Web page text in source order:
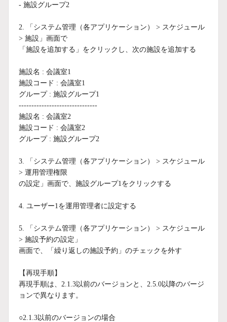
- 施設グループ2
2. 「システム管理（各アプリケーション） > スケジュール
> 施設」画面で
「施設を追加する」をクリックし、次の施設を追加する
施設名 : 会議室1
施設コード : 会議室1
グループ : 施設グループ1
-------------------------------
施設名 : 会議室2
施設コード : 会議室2
グループ : 施設グループ2
3. 「システム管理（各アプリケーション） > スケジュール
> 運用管理権限
の設定」画面で、施設グループ1をクリックする
4. ユーザー1を運用管理者に設定する
5. 「システム管理（各アプリケーション） > スケジュール
> 施設予約の設定」
画面で、「繰り返しの施設予約」のチェックを外す
【再現手順】
再現手順は、2.1.3以前のバージョンと、2.5.0以降のバージ
ョンで異なります。
○2.1.3以前のバージョンの場合